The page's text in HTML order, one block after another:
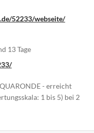
52233/webseite/
13 Tage
- erreicht
1 bis 5) bei 2